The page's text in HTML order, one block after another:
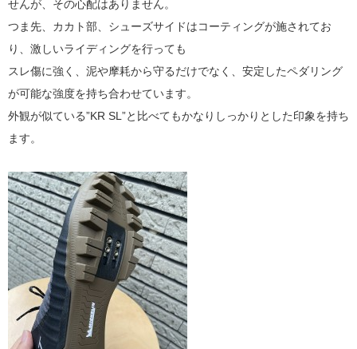
せんが、その心配はありません。
つま先、カカト部、シューズサイドはコーティングが施されてお
り、激しいライディングを行っても
スレ傷に強く、泥や摩耗から守るだけでなく、安定したペダリング
が可能な強度を持ち合わせています。
外観が似ている”KR SL”と比べてもかなりしっかりとした印象を持ち
ます。